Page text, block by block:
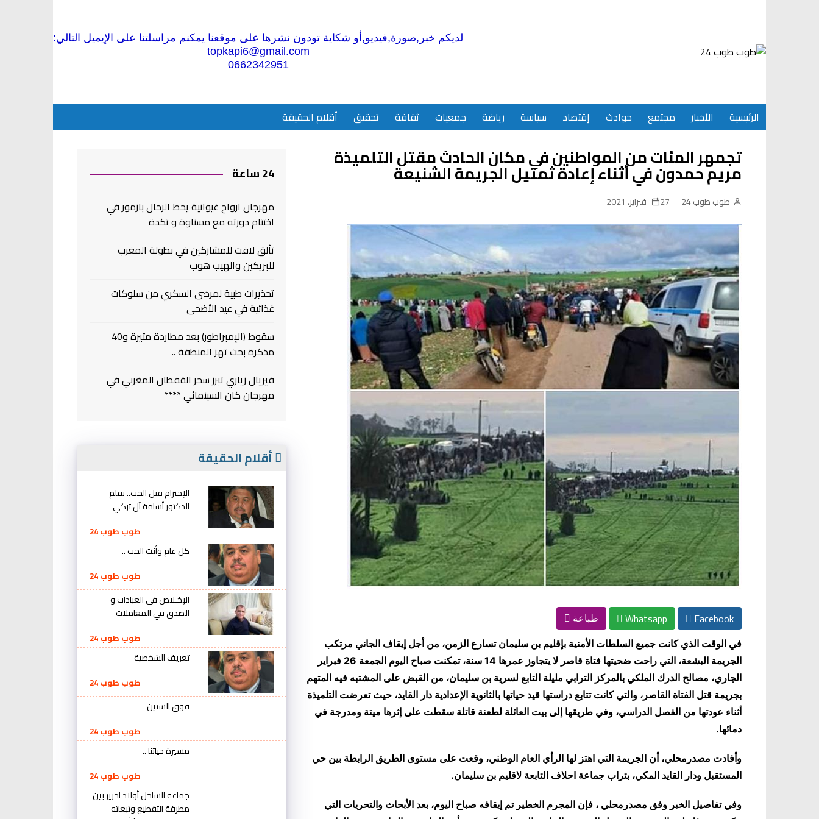
لديكم خبر,صورة,فيديو,أو شكاية تودون نشرها على موقعنا يمكنم مراسلتنا على الإيميل التالي:
topkapi6@gmail.com
0662342951
الرئيسية الأخبار مجتمع حوادث إقتصاد سياسة رياضة جمعيات ثقافة تحقيق أقلام الحقيقة
تجمهر المئات من المواطنين في مكان الحادث مقتل التلميذة
مريم حمدون في أثناء إعادة ثمتيل الجريمة الشنيعة
طوب طوب 24 27 فبراير، 2021
Facebook
Whatsapp طباعة
في الوقت الذي كانت جميع السلطات الأمنية بإقليم بن سليمان تسارع الزمن، من أجل إيقاف الجاني مرتكب
الجريمة البشعة، التي راحت ضحيتها فتاة قاصر لا يتجاوز عمرها 14 سنة، تمكنت صباح اليوم الجمعة 26 فبراير
الجاري، مصالح الدرك الملكي بالمركز الترابي مليلة التابع لسرية بن سليمان، من القبض على المشتبه فيه المتهم
بجريمة قتل الفتاة القاصر، والتي كانت تتابع دراستها قيد حياتها بالثانوية الإعدادية دار القايد، حيث تعرضت التلميذة
أثناء عودتها من الفصل الدراسي، وفي طريقها إلى بيت العائلة لطعنة قاتلة سقطت على إثرها ميتة ومدرجة في
دمائها.
وأفادت مصدرمحلي، أن الجريمة التي اهتز لها الرأي العام الوطني، وقعت على مستوى الطريق الرابطة بين حي
المستقبل ودار القايد المكي، بتراب جماعة احلاف التابعة لاقليم بن سليمان.
وفي تفاصيل الخبر وفق مصدرمحلي ، فإن المجرم الخطير تم إيقافه صباح اليوم، بعد الأبحاث والتحريات التي
24 ساعة
مهرجان ارواح غيوانية يحط الرحال بازمور في
اختتام دورته مع مسناوة و تكدة
تألق لافت للمشاركين في بطولة المغرب
للبريكين والهيب هوب
تحذيرات طبية لمرضى السكري من سلوكات
غذائية في عيد الأضحى
سقوط (الإمبراطور) بعد مطاردة متيرة و40
مذكرة بحث تهز المنطقة ..
فيريال زياري تبرز سحر القفطان المغربي في
مهرجان كان السينمائي ****
أقلام الحقيقة
الإحترام قبل الحب.. بقلم
الدكتور أسامة آل تركي
طوب طوب 24
كل عام وأنت الحب ..
طوب طوب 24
الإخـلاص في العبادات و
الصدق في المعاملات
طوب طوب 24
تعريف الشخصية
طوب طوب 24
فوق الستين
طوب طوب 24
مسيرة حياتنا ..
طوب طوب 24
جماعة الساحل أولاد احريز بين
مطرقة التقطيع وتبعاته